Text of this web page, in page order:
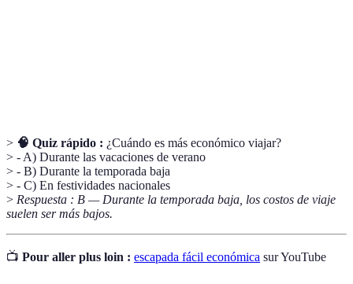
> 🧠 Quiz rápido : ¿Cuándo es más económico viajar?
> - A) Durante las vacaciones de verano
> - B) Durante la temporada baja
> - C) En festividades nacionales
> Respuesta : B — Durante la temporada baja, los costos de viaje
suelen ser más bajos.
📺 Pour aller plus loin : escapada fácil económica sur YouTube